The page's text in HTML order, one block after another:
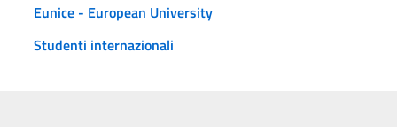
Eunice - European University
Studenti internazionali